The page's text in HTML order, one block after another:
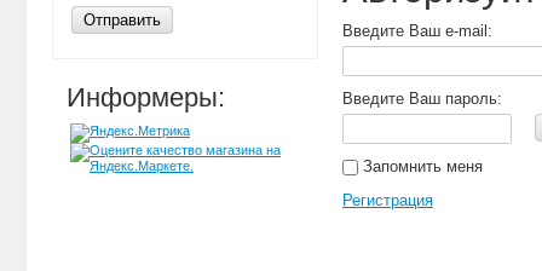
Отправить
Информеры:
Введите Ваш e-mail:
Введите Ваш пароль:
Запомнить меня
Регистрация